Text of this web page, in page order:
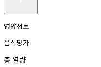
영양정보
음식평가
총 열량